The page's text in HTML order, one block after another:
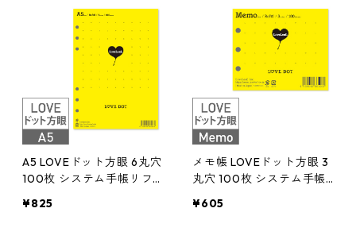
A5 LOVEドット方眼 6丸穴
100枚 システム手帳リフ
¥825
メモ帳 LOVEドット方眼 3
丸穴 100枚 システム手帳
¥605